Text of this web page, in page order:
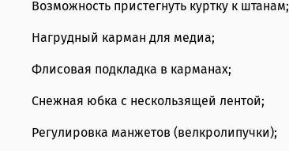
Возможность пристегнуть куртку к штанам;
Нагрудный карман для медиа;
Флисовая подкладка в карманах;
Снежная юбка с нескользящей лентой;
Регулировка манжетов (велкролипучки);